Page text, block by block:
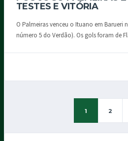
TESTES E VITÓRIA
O Palmeiras venceu o Ituano em Barueri
número 5 do Verdão). Os gols foram de
1 2